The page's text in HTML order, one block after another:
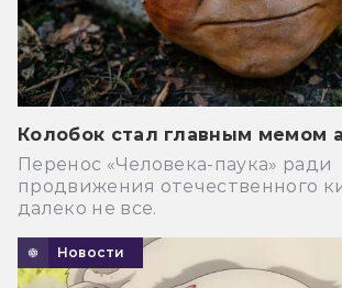
Колобок стал главным мемом
Перенос «Человека-паука» ради
продвижения отечественного
далеко не все.
Новости